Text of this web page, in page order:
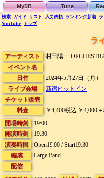
MyDB Tune
検索 ガイド リスト 入力依頼 ランキング新着
YouTube
トップ
ラ
アーティスト
村田陽一
イベント名
日付
2024年5月27日（月）
ライブ会場
新宿ピットイン
チケット販売
料金
￥4,400税込 ￥4,000
開場時刻
19:00
開演時刻
19:30
演奏時間
Open19:00 / Start19:30
編成
Large Band
配信